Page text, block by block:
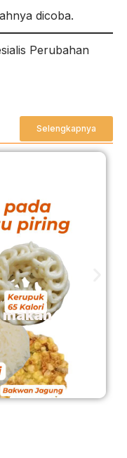
dicoba.
Perubahan
Selengkapnya
makan